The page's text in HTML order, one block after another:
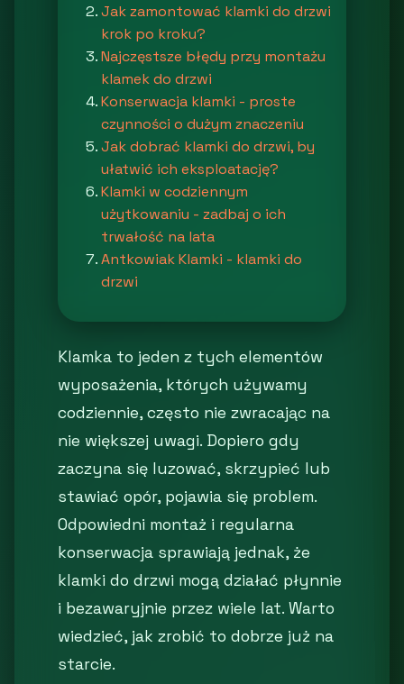
Jak zamontować klamki do drzwi
krok po kroku?
Najczęstsze błędy przy montażu
klamek do drzwi
Konserwacja klamki - proste
czynności o dużym znaczeniu
Jak dobrać klamki do drzwi, by
ułatwić ich eksploatację?
Klamki w codziennym
użytkowaniu - zadbaj o ich
trwałość na lata
Antkowiak Klamki - klamki do
drzwi
Klamka to jeden z tych elementów
wyposażenia, których używamy
codziennie, często nie zwracając na
nie większej uwagi. Dopiero gdy
zaczyna się luzować, skrzypieć lub
stawiać opór, pojawia się problem.
Odpowiedni montaż i regularna
konserwacja sprawiają jednak, że
klamki do drzwi mogą działać płynnie
i bezawaryjnie przez wiele lat. Warto
wiedzieć, jak zrobić to dobrze już na
starcie.